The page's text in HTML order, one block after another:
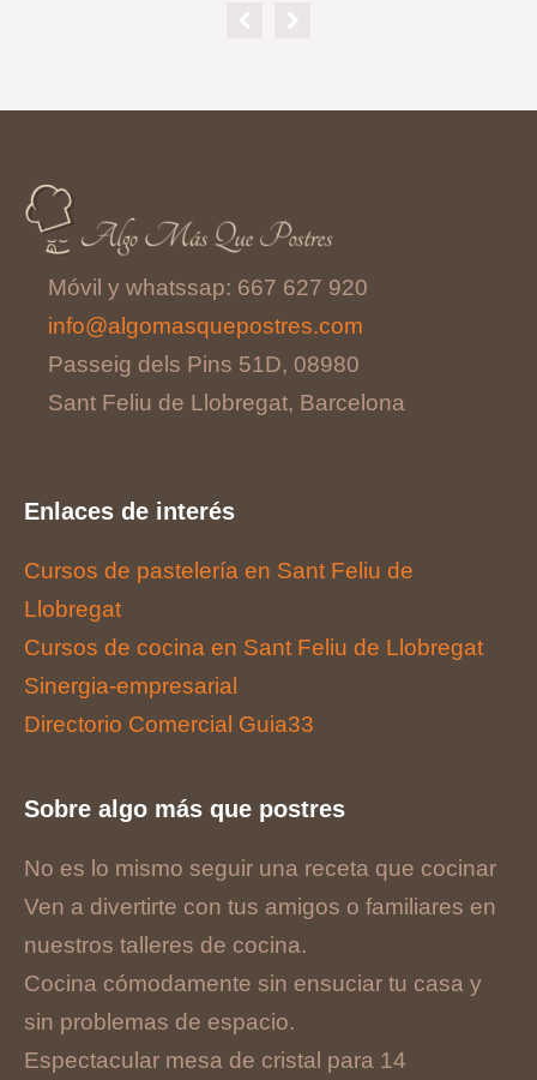
Móvil y whatssap: 667 627 920
info@algomasquepostres.com
Passeig dels Pins 51D, 08980
Sant Feliu de Llobregat, Barcelona
Enlaces de interés
Cursos de pastelería en Sant Feliu de
Llobregat
Cursos de cocina en Sant Feliu de Llobregat
Sinergia-empresarial
Directorio Comercial Guia33
Sobre algo más que postres
No es lo mismo seguir una receta que cocinar
Ven a divertirte con tus amigos o familiares en
nuestros talleres de cocina.
Cocina cómodamente sin ensuciar tu casa y
sin problemas de espacio.
Espectacular mesa de cristal para 14